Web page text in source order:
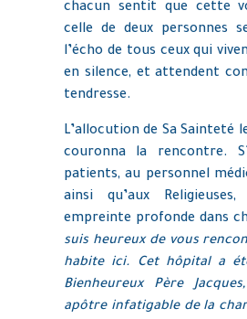
chacun sentit que cette
celle de deux personnes
l’écho de tous ceux qui
en silence, et attendent
tendresse.
L’allocution de Sa Sainteté
couronna la rencontre.
patients, au personnel
ainsi qu’aux
empreinte profonde dans
suis heureux de vous
habite ici. Cet hôpital a
Bienheureux Père
apôtre infatigable de la